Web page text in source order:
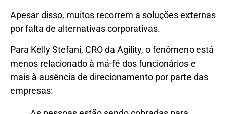
Apesar disso, muitos recorrem a soluções externas
por falta de alternativas corporativas.
Para Kelly Stefani, CRO da Agility, o fenômeno está
menos relacionado à má-fé dos funcionários e
mais à ausência de direcionamento por parte das
empresas: